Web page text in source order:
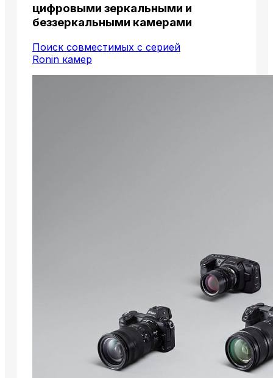
цифровыми зеркальными и
беззеркальными камерами
Поиск совместимых с серией
Ronin камер